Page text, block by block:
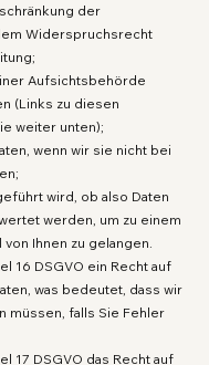
der
Widerspruchsrecht
Aufsichtsbehörde
(Links zu diesen
weiter unten);
wenn wir sie nicht bei
wird, ob also Daten
werden, um zu einem
Ihnen zu gelangen.
16 DSGVO ein Recht auf
was bedeutet, dass wir
müssen, falls Sie Fehler
17 DSGVO das Recht auf